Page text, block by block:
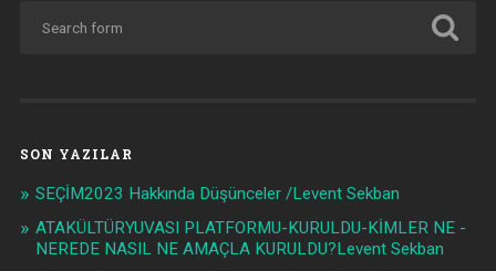
SON YAZILAR
SEÇİM2023 Hakkında Düşünceler /Levent Sekban
ATAKÜLTÜRYUVASI PLATFORMU-KURULDU-KİMLER NE -
NEREDE NASIL NE AMAÇLA KURULDU?Levent Sekban